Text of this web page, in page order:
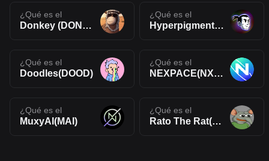
¿Qué es el
Donkey (DONKEY_BSC_MEME)(DONKEY)
¿Qué es el
Hyperpigmentation(HYPER)
¿Qué es el
Doodles(DOOD)
¿Qué es el
NEXPACE(NXPC)
¿Qué es el
MuxyAI(MAI)
¿Qué es el
Rato The Rat(RATO)